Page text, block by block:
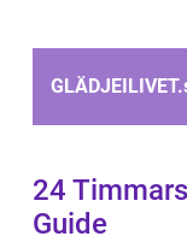
GLÄDJEILIVET.
24
Guide